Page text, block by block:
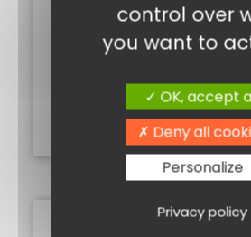
5,10€
Ajouter au
control over
you want to
OK, accept
Deny all
Personalize
Privacy policy